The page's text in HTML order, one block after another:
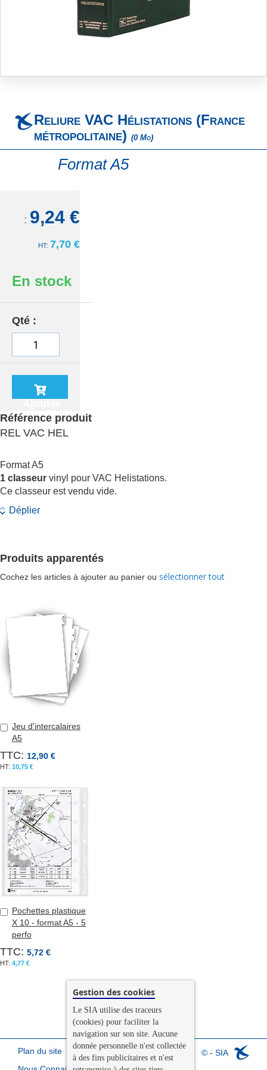
Reliure VAC Hélistations (France
métropolitaine) (0 Mo)
Format A5
TTC: 9,24 €
7,70 €
En stock
Qté
au
panier
of
the
Référence produit
REL VAC HEL
Format A5
1 classeur vinyl pour VAC Helistations.
Ce classeur est vendu vide.
Déplier
Produits apparentés
Cochez les articles à ajouter au panier ou sélectionner tout
Jeu d'intercalaires
A5
TTC: 12,90 €
10,75 €
Ajouter
au
panier
Pochettes plastique
X 10 - format A5 - 5
perfo
TTC: 5,72 €
4,77 €
Ajouter
au
panier
© - SIA
Plan du site
Gestion des cookies
Le SIA utilise des traceurs
(cookies) pour faciliter la
navigation sur son site. Aucune
donnée personnelle n'est collectée
à des fins publicitaires et n'est